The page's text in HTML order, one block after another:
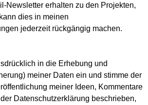
Newsletter erhalten zu den Projekten,
dies in meinen
jederzeit rückgängig machen.
in die Erhebung und
meiner Daten ein und stimme der
meiner Ideen, Kommentare
Datenschutzerklärung beschrieben,